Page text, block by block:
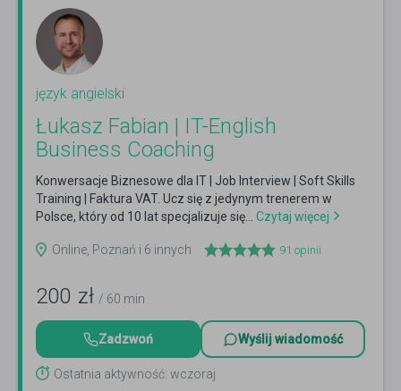
język angielski
Łukasz Fabian | IT-English
Business Coaching
Konwersacje Biznesowe dla IT | Job Interview | Soft Skills
Training | Faktura VAT. Ucz się z jedynym trenerem w
Polsce, który od 10 lat specjalizuje się... Czytaj więcej
Online, Poznań i 6 innych 91 opinii
200 zł / 60 min
Zadzwoń Wyślij wiadomość
Ostatnia aktywność: wczoraj